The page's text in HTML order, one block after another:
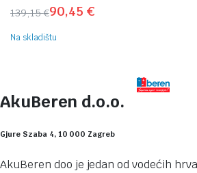
139,15€90,45 €
Na skladištu
AkuBeren d.o.o.
Gjure Szaba 4, 10 000 Zagreb
AkuBeren doo je jedan od vodećih